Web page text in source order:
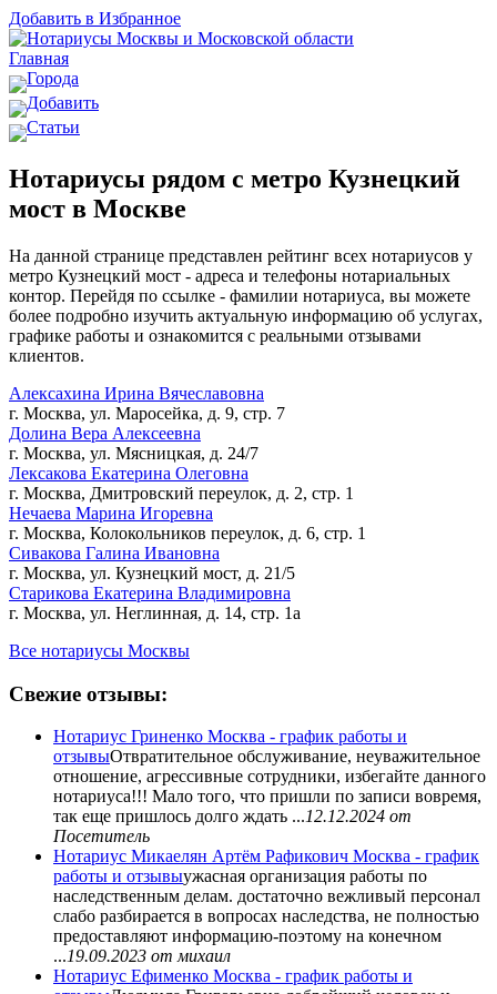
Добавить в Избранное
Главная
Города
Добавить
Статьи
Нотариусы рядом с метро Кузнецкий
мост в Москве
На данной странице представлен рейтинг всех нотариусов у
метро Кузнецкий мост - адреса и телефоны нотариальных
контор. Перейдя по ссылке - фамилии нотариуса, вы можете
более подробно изучить актуальную информацию об услугах,
графике работы и ознакомится с реальными отзывами
клиентов.
Алексахина Ирина Вячеславовна
г. Москва, ул. Маросейка, д. 9, стр. 7
Долина Вера Алексеевна
г. Москва, ул. Мясницкая, д. 24/7
Лексакова Екатерина Олеговна
г. Москва, Дмитровский переулок, д. 2, стр. 1
Нечаева Марина Игоревна
г. Москва, Колокольников переулок, д. 6, стр. 1
Сивакова Галина Ивановна
г. Москва, ул. Кузнецкий мост, д. 21/5
Старикова Екатерина Владимировна
г. Москва, ул. Неглинная, д. 14, стр. 1а
Все нотариусы Москвы
Свежие отзывы:
Нотариус Гриненко Москва - график работы и
отзывыОтвратительное обслуживание, неуважительное
отношение, агрессивные сотрудники, избегайте данного
нотариуса!!! Мало того, что пришли по записи вовремя,
так еще пришлось долго ждать ...12.12.2024 от
Посетитель
Нотариус Микаелян Артём Рафикович Москва - график
работы и отзывыужасная организация работы по
наследственным делам. достаточно вежливый персонал
слабо разбирается в вопросах наследства, не полностью
предоставляют информацию-поэтому на конечном
...19.09.2023 от михаил
Нотариус Ефименко Москва - график работы и